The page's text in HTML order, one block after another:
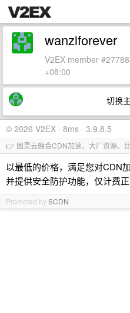
wanziforever
V2EX member
+08:00
切换
© 2026 V2EX · 8ms · 3.9.8.5
👉 图灵云融合CDN加速，大厂资源、
以最低的价格，满足您对CDN
并提供安全防护功能，仅计费
Promoted bySCDN